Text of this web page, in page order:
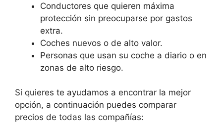
Conductores que quieren máxima
protección sin preocuparse por gastos
extra.
Coches nuevos o de alto valor.
Personas que usan su coche a diario o en
zonas de alto riesgo.
Si quieres te ayudamos a encontrar la mejor
opción, a continuación puedes comparar
precios de todas las compañías: